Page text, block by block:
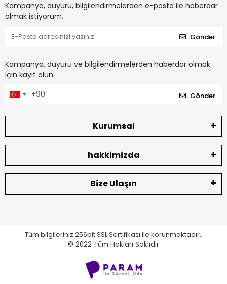
Kampanya, duyuru, bilgilendirmelerden e-posta ile haberdar
olmak istiyorum.
Gönder
Kampanya, duyuru ve bilgilendirmelerden haberdar olmak
için kayıt olun.
Gönder
Kurumsal
hakkimizda
Bize Ulaşın
Tüm bilgileriniz 256bit SSL Sertifikası ile korunmaktadır.
© 2022 Tüm Hakları Saklıdır